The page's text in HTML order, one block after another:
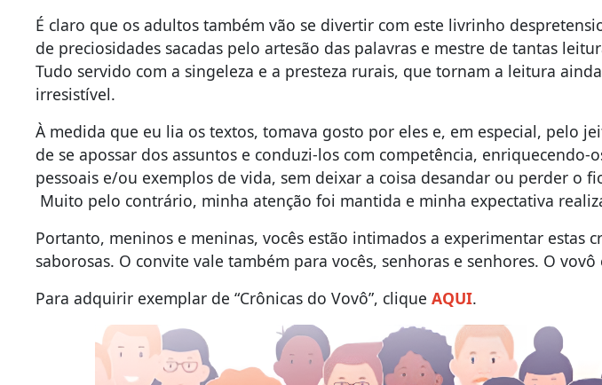
É claro que os adultos também vão se divertir com este livrinho
de preciosidades sacadas pelo artesão das palavras e mestre de tantas
Tudo servido com a singeleza e a presteza rurais, que tornam a leitura
irresistível.
À medida que eu lia os textos, tomava gosto por eles e, em especial, pelo
de se apossar dos assuntos e conduzi-los com competência, enriquecendo-
pessoais e/ou exemplos de vida, sem deixar a coisa desandar ou perder o
Muito pelo contrário, minha atenção foi mantida e minha expectativa
Portanto, meninos e meninas, vocês estão intimados a experimentar estas
saborosas. O convite vale também para vocês, senhoras e senhores. O vovô
Para adquirir exemplar de “Crônicas do Vovô”, cliqueAQUI.